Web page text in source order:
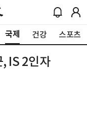
국제 건강 스포츠
IS 2인자